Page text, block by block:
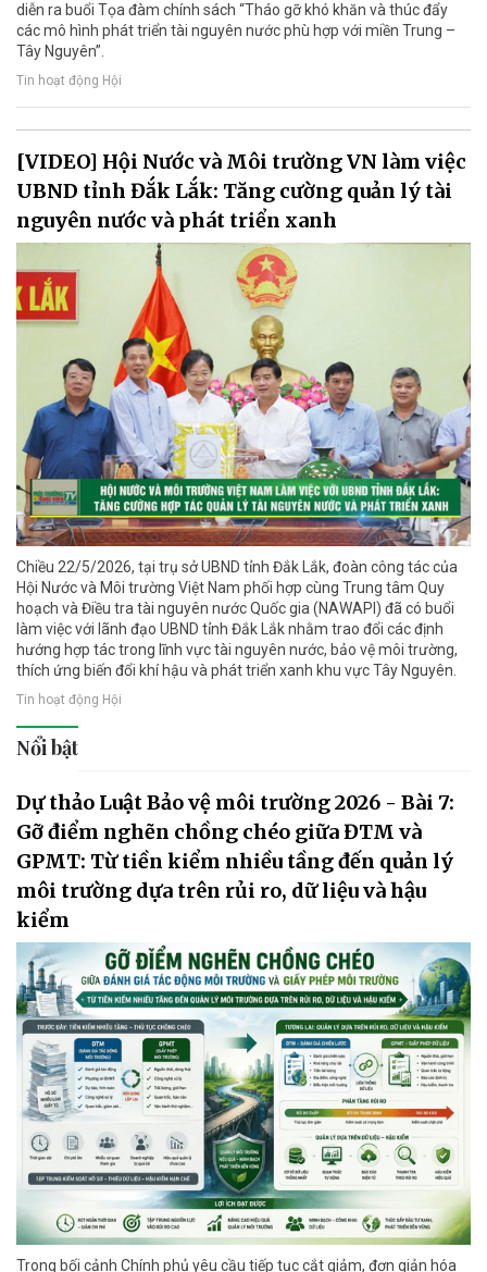
diễn ra buổi Tọa đàm chính sách “Tháo gỡ khó khăn và thúc đẩy
các mô hình phát triển tài nguyên nước phù hợp với miền Trung –
Tây Nguyên”.
Tin hoạt động Hội
[VIDEO] Hội Nước và Môi trường VN làm việc
UBND tỉnh Đắk Lắk: Tăng cường quản lý tài
nguyên nước và phát triển xanh
Chiều 22/5/2026, tại trụ sở UBND tỉnh Đắk Lắk, đoàn công tác của
Hội Nước và Môi trường Việt Nam phối hợp cùng Trung tâm Quy
hoạch và Điều tra tài nguyên nước Quốc gia (NAWAPI) đã có buổi
làm việc với lãnh đạo UBND tỉnh Đắk Lắk nhằm trao đổi các định
hướng hợp tác trong lĩnh vực tài nguyên nước, bảo vệ môi trường,
thích ứng biến đổi khí hậu và phát triển xanh khu vực Tây Nguyên.
Tin hoạt động Hội
Nổi bật
Dự thảo Luật Bảo vệ môi trường 2026 - Bài 7:
Gỡ điểm nghẽn chồng chéo giữa ĐTM và
GPMT: Từ tiền kiểm nhiều tầng đến quản lý
môi trường dựa trên rủi ro, dữ liệu và hậu
kiểm
Trong bối cảnh Chính phủ yêu cầu tiếp tục cắt giảm, đơn giản hóa